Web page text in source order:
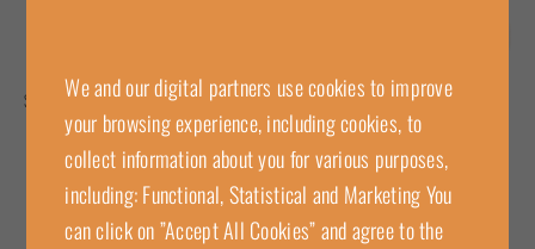
Stor elektronisk Atex-klassad display
We and our digital partners use cookies to improve
your browsing experience, including cookies, to
collect information about you for various purposes,
including: Functional, Statistical and Marketing You
can click on ”Accept All Cookies” and agree to the